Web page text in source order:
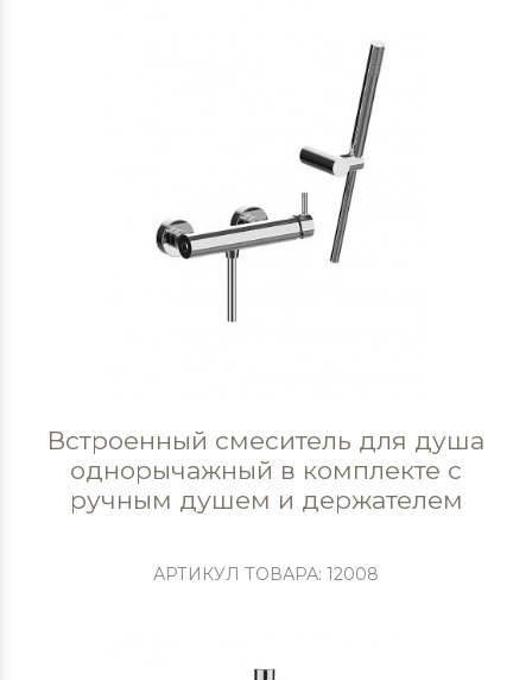
Встроенный смеситель для душа
однорычажный в комплекте с
ручным душем и держателем
АРТИКУЛ ТОВАРА: 12008